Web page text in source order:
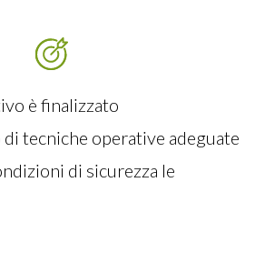
è finalizzato
di tecniche operative adeguate
di sicurezza le